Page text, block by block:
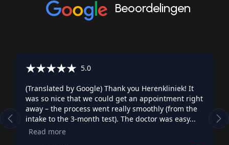
Beoordelingen